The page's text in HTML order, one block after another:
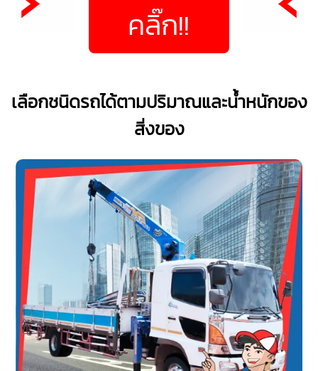
คลิ๊ก!!
เลือกชนิดรถได้ตามปริมาณและน้ำหนักของ
สิ่งของ